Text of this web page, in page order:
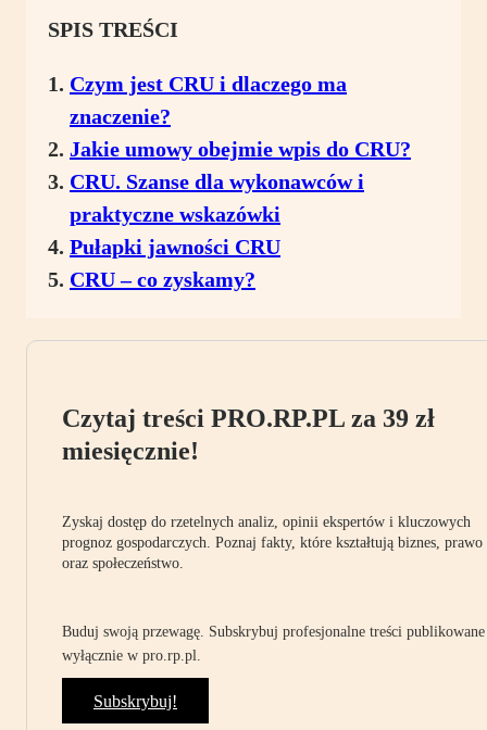
SPIS TREŚCI
Czym jest CRU i dlaczego ma
znaczenie?
Jakie umowy obejmie wpis do CRU?
CRU. Szanse dla wykonawców i
praktyczne wskazówki
Pułapki jawności CRU
CRU – co zyskamy?
Czytaj treści PRO.RP.PL za 39 zł
miesięcznie!
Zyskaj dostęp do rzetelnych analiz, opinii ekspertów i kluczowych
prognoz gospodarczych. Poznaj fakty, które kształtują biznes, prawo
oraz społeczeństwo.
Buduj swoją przewagę. Subskrybuj profesjonalne treści publikowane
wyłącznie w pro.rp.pl.
Subskrybuj!